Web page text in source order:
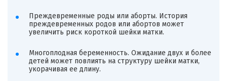
Преждевременные роды или аборты. История
преждевременных родов или абортов может
увеличить риск короткой шейки матки.
Многоплодная беременность. Ожидание двух и более
детей может повлиять на структуру шейки матки,
укорачивая ее длину.